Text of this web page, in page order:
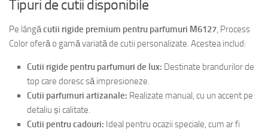
Tipuri de cutii disponibile
Pe lângăcutii rigide premium pentru parfumuri M6127, Process
Color oferă o gamă variată de cutii personalizate. Acestea includ:
Cutii rigide pentru parfumuri de lux: Destinate brandurilor de
top care doresc să impresioneze.
Cutii parfumuri artizanale: Realizate manual, cu un accent pe
detaliu și calitate.
Cutii pentru cadouri: Ideal pentru ocazii speciale, cum ar fi